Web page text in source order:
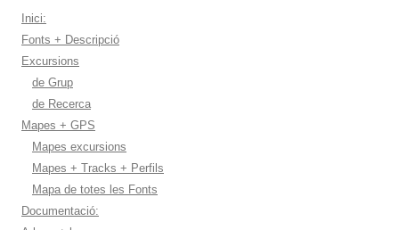
Inici:
Fonts + Descripció
Excursions
de Grup
de Recerca
Mapes + GPS
Mapes excursions
Mapes + Tracks + Perfils
Mapa de totes les Fonts
Documentació: